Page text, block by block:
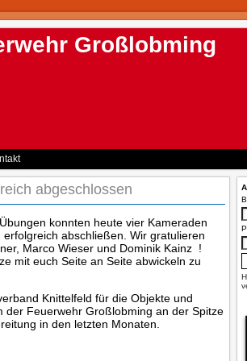
Großlobming
abgeschlossen
konnten heute vier Kameraden
abschließen. Wir gratulieren
Marco Wieser und Dominik Kainz !
mit euch Seite an Seite abwickeln zu
Knittelfeld für die Objekte und
der Feuerwehr Großlobming an der Spitze
in den letzten Monaten.